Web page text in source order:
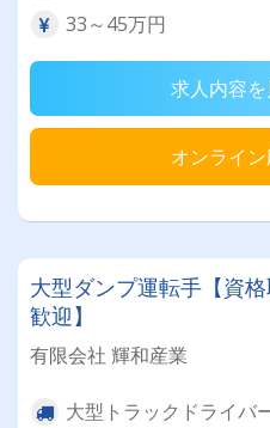
33～45万円
求人内容を
オンライ
大型ダンプ運転手【資
歓迎】
有限会社 輝和産業
大型トラックドライバ